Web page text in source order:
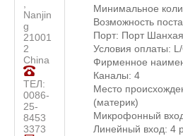
Nanjin
g
21001
2
China
ТЕЛ:
0086-
25-
8453
3373
Минимальное
Возможность
Порт: Порт Шанхая
Условия оплаты:
Фирменное
Каналы: 4
Место
(материк)
Микрофонный
Линейный вход: 4